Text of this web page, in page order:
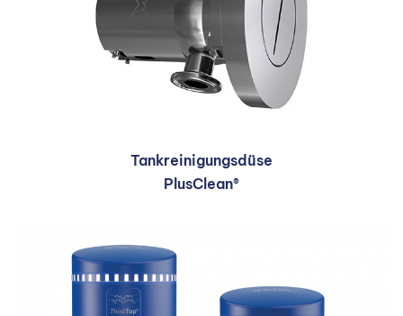
Tankreinigungsdüse
PlusClean®